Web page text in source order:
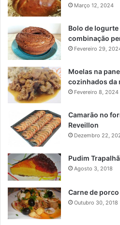
Março 12, 2024
Bolo de
combinação
Fevereiro 29,
Moelas na
cozinhados da
Fevereiro 8, 2024
Camarão no
Reveillon
Dezembro 22,
Pudim
Agosto 3, 2018
Carne de
Outubro 30, 2018